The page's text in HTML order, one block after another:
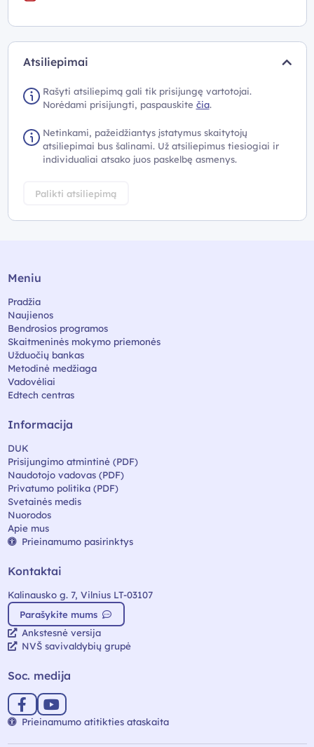
Atsiliepimai
Rašyti atsiliepimą gali tik prisijungę vartotojai.
Norėdami prisijungti, paspauskite čia.
Netinkami, pažeidžiantys įstatymus skaitytojų
atsiliepimai bus šalinami. Už atsiliepimus tiesiogiai ir
individualiai atsako juos paskelbę asmenys.
Palikti atsiliepimą
Meniu
Pradžia
Naujienos
Bendrosios programos
Skaitmeninės mokymo priemonės
Užduočių bankas
Metodinė medžiaga
Vadovėliai
Edtech centras
Informacija
DUK
Prisijungimo atmintinė (PDF)
Naudotojo vadovas (PDF)
Privatumo politika (PDF)
Svetainės medis
Nuorodos
Apie mus
Prieinamumo pasirinktys
Kontaktai
Kalinausko g. 7, Vilnius LT-03107
Parašykite mums
Ankstesnė versija
NVŠ savivaldybių grupė
Soc. medija
Prieinamumo atitikties ataskaita